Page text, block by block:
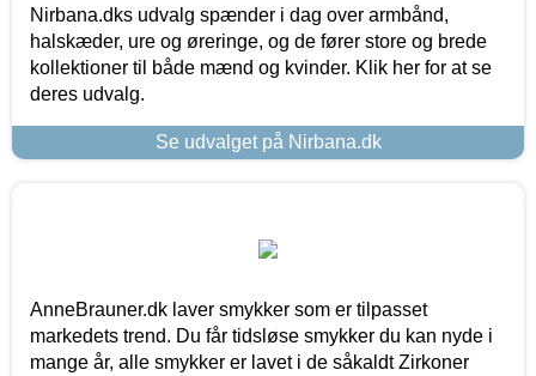
Nirbana.dks udvalg spænder i dag over armbånd,
halskæder, ure og øreringe, og de fører store og brede
kollektioner til både mænd og kvinder. Klik her for at se
deres udvalg.
Se udvalget på Nirbana.dk
AnneBrauner.dk laver smykker som er tilpasset
markedets trend. Du får tidsløse smykker du kan nyde i
mange år, alle smykker er lavet i de såkaldt Zirkoner